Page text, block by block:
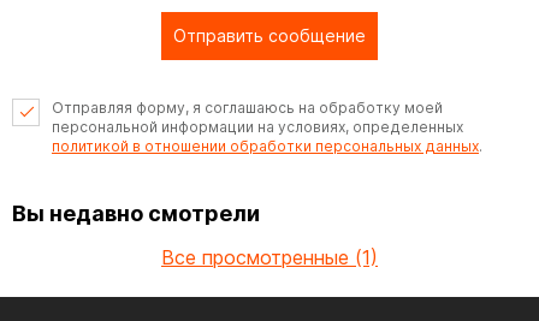
Отправить сообщение
Отправляя форму, я соглашаюсь на обработку моей
персональной информации на условиях, определенных
политикой в отношении обработки персональных данных.
Вы недавно смотрели
Все просмотренные (1)